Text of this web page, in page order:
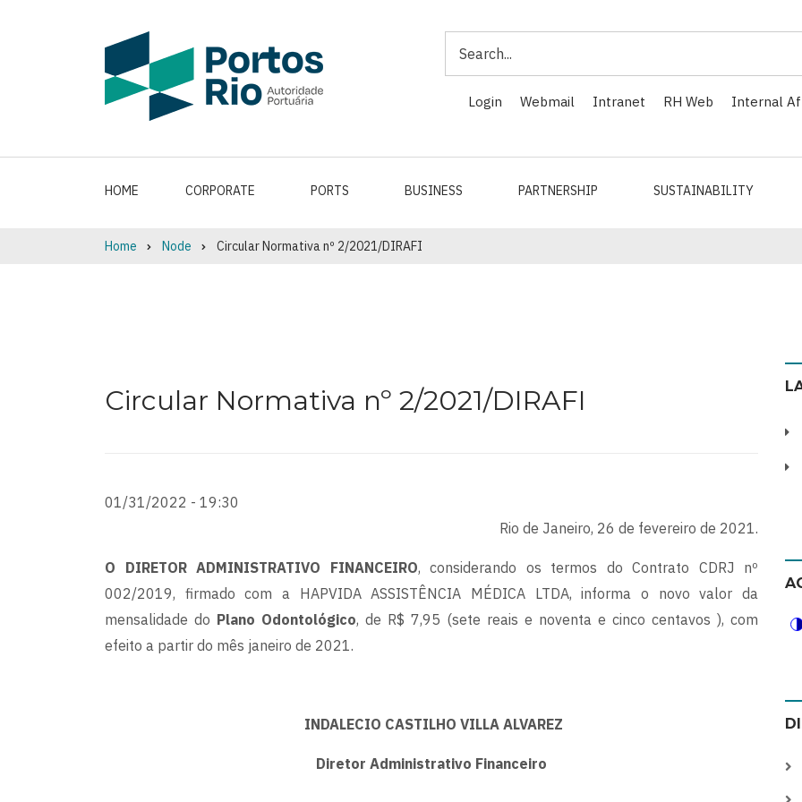
Login Webmail Intranet RH Web Internal
HOME CORPORATE PORTS BUSINESS PARTNERSHIP SUSTAINABILITY
Home Node Circular Normativa nº 2/2021/DIRAFI
Circular Normativa nº 2/2021/DIRAFI
01/31/2022 - 19:30
Rio de Janeiro, 26 de fevereiro de 2021.
O DIRETOR ADMINISTRATIVO FINANCEIRO, considerando os termos do Contrato CDRJ nº
002/2019, firmado com a HAPVIDA ASSISTÊNCIA MÉDICA LTDA, informa o novo valor da
mensalidade do Plano Odontológico, de R$ 7,95 (sete reais e noventa e cinco centavos ), com
efeito a partir do mês janeiro de 2021.
INDALECIO CASTILHO VILLA ALVAREZ
Diretor Administrativo Financeiro